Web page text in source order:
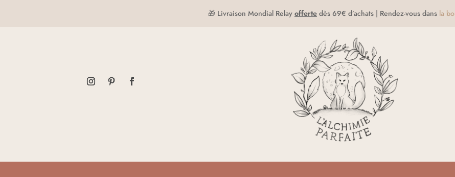
🎁 Livraison Mondial Relay offerte dès 69€ d’achats | Rendez-vous dans la